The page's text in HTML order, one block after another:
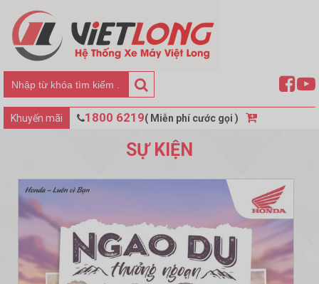
Tìm
kiếm:
Khuyến mãi 1800 6219( Miễn phí cước gọi )
SỰ KIỆN